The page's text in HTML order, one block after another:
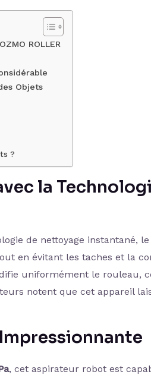
ROLLER
Objets
?
la
de nettoyage instantané, le
en évitant les taches et la
uniformément le rouleau,
notent que cet appareil
, cet aspirateur robot est